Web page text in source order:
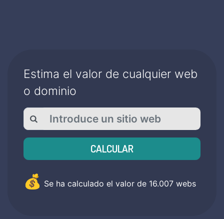
Estima el valor de cualquier web
o dominio
CALCULAR
💰 Se ha calculado el valor de 16.007 webs